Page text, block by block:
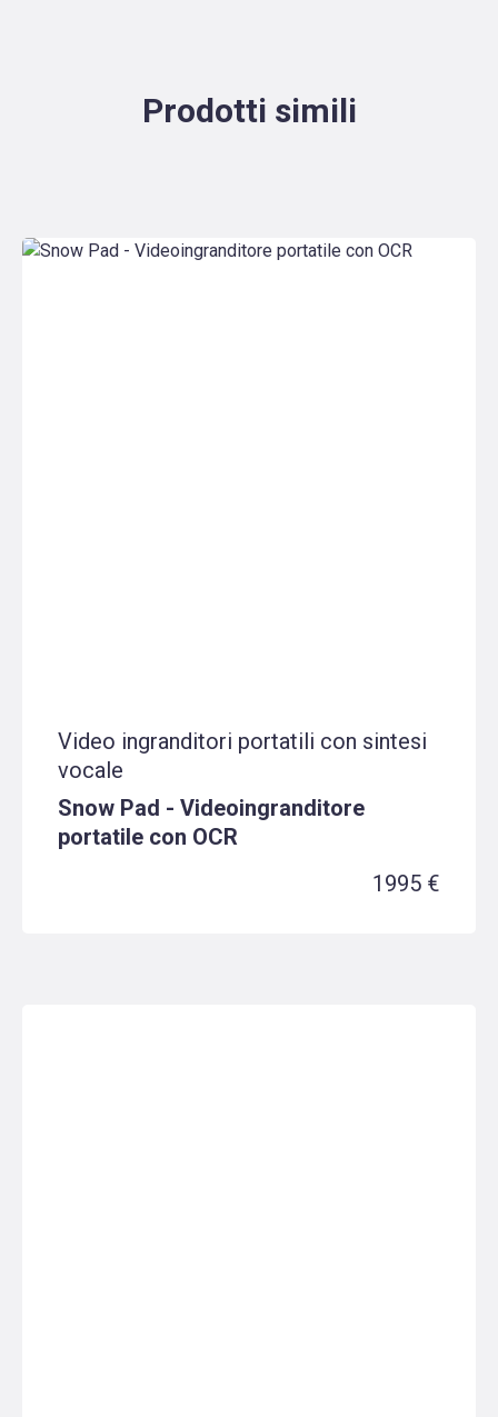
Prodotti simili
Video ingranditori portatili con sintesi
vocale
Snow Pad - Videoingranditore
portatile con OCR
1995 €